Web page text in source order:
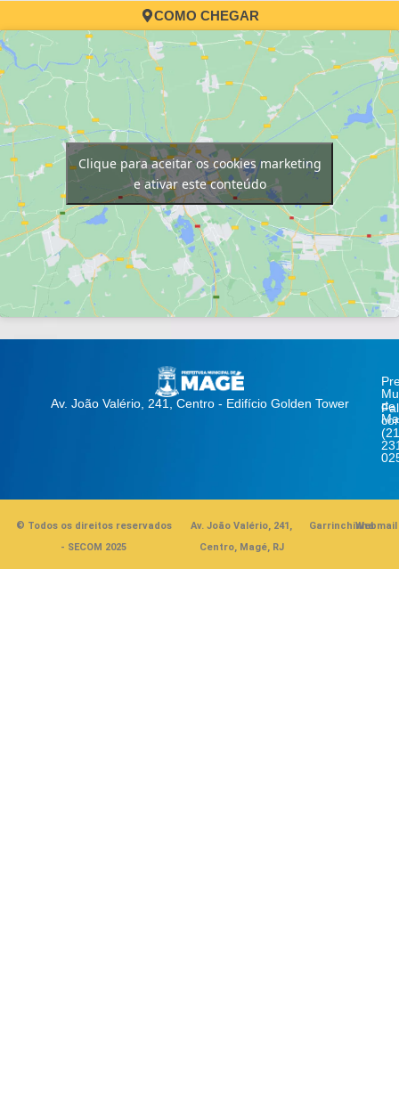
COMO CHEGAR
Clique para aceitar os cookies marketing
e ativar este conteúdo
Av. João Valério, 241, Centro - Edifício Golden Tower
de
© Todos os direitos reservados
- SECOM 2025
Av. João Valério, 241,
Centro, Magé, RJ
GarrinchinhaWebmail